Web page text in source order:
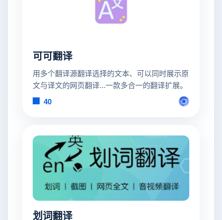
可可翻译
用多个翻译源翻译选择的文本、可以同时展示原
文与译文的网页翻译...一款多合一的翻译扩展。
40
划词翻译